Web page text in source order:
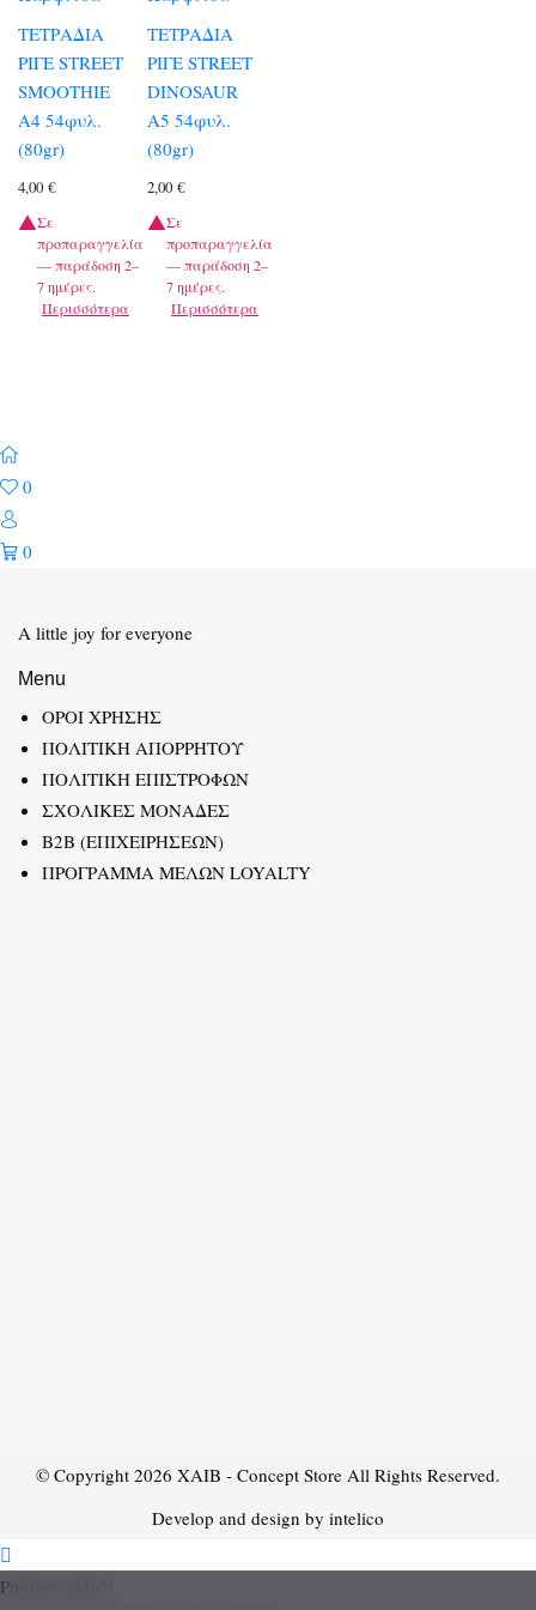
ΤΕΤΡΑΔΙΑ
ΡΙΓΕ STREET
SMOOTHIE
A4 54φυλ.
(80gr)
4,00 €
Σε
προπαραγγελία
— παράδοση 2–
7 ημέρες.
Περισσότερα
ΤΕΤΡΑΔΙΑ
ΡΙΓΕ STREET
DINOSAUR
A5 54φυλ.
(80gr)
2,00€
Σε
προπαραγγελία
— παράδοση 2–
7 ημέρες.
Περισσότερα
0
0
A little joy for everyone
Menu
ΟΡΟΙ ΧΡΗΣΗΣ
ΠΟΛΙΤΙΚΗ ΑΠΟΡΡΗΤΟΥ
ΠΟΛΙΤΙΚΗ ΕΠΙΣΤΡΟΦΩΝ
ΣΧΟΛΙΚΕΣ ΜΟΝΑΔΕΣ
B2B (ΕΠΙΧΕΙΡΗΣΕΩΝ)
ΠΡΟΓΡΑΜΜΑ ΜΕΛΩΝ LOYALTY
© Copyright 2026 XAIB - Concept Store All Rights Reserved.
Develop and design by intelico
Product added!